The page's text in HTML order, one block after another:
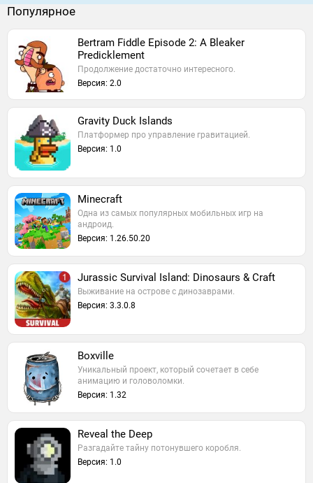
Популярное
Bertram Fiddle Episode 2: A Bleaker
Predicklement
Продолжение достаточно интересного.
Версия: 2.0
Gravity Duck Islands
Платформер про управление гравитацией.
Версия: 1.0
Minecraft
Одна из самых популярных мобильных игр на
андроид.
Версия: 1.26.50.20
Jurassic Survival Island: Dinosaurs & Craft
Выживание на острове с динозаврами.
Версия: 3.3.0.8
Boxville
Уникальный проект, который сочетает в себе
анимацию и головоломки.
Версия: 1.32
Reveal the Deep
Разгадайте тайну потонувшего коробля.
Версия: 1.0